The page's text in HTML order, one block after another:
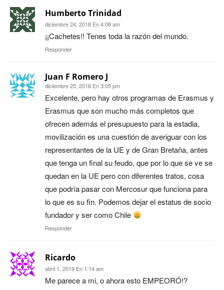
Humberto Trinidad
diciembre 24, 2018 En 4:08 am
¡¡Cachetes!! Tenes toda la razón del mundo.
Responder
Juan F Romero J
diciembre 25, 2018 En 3:05 pm
Excelente, pero hay otros programas de Erasmus y
Erasmus que son mucho más completos que
ofrecen además el presupuesto para la estadia,
movilización es una cuestión de averiguar con los
representantes de la UE y de Gran Bretaña, antes
que tenga un final su feudo, que por lo que se ve se
quedan en la UE pero con diferentes tratos, cosa
que podría pasar con Mercosur que funciona para
lo que es su fin. Podemos dejar el estatus de socio
fundador y ser como Chile
Responder
Ricardo
abril 1, 2019 En 1:14 am
Me parece a mi, o ahora esto EMPEORÓ!?